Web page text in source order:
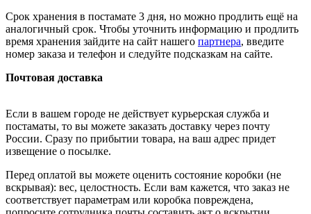
Срок хранения в постамате 3 дня, но можно продлить ещё на
аналогичный срок. Чтобы уточнить информацию и продлить
время хранения зайдите на сайт нашего партнера, введите
номер заказа и телефон и следуйте подсказкам на сайте.
Почтовая доставка
Если в вашем городе не действует курьерская служба и
постаматы, то вы можете заказать доставку через почту
России. Сразу по прибытии товара, на ваш адрес придет
извещение о посылке.
Перед оплатой вы можете оценить состояние коробки (не
вскрывая): вес, целостность. Если вам кажется, что заказ не
соответствует параметрам или коробка повреждена,